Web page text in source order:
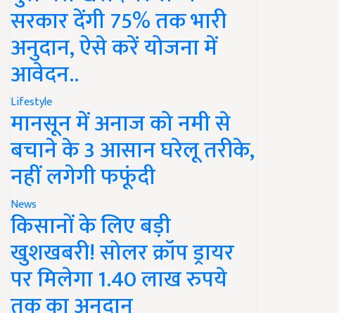
सरकार देंगी 75% तक भारी
अनुदान, ऐसे करें योजना में
आवेदन..
Lifestyle
मानसून में अनाज को नमी से
बचाने के 3 आसान घरेलू तरीके,
नहीं लगेगी फफूंदी
News
किसानों के लिए बड़ी
खुशखबरी! सोलर क्रॉप ड्रायर
पर मिलेगा 1.40 लाख रुपये